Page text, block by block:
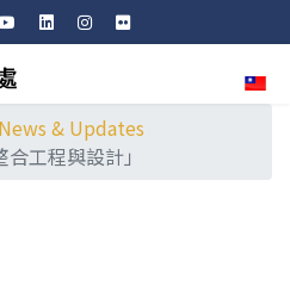
News & Updates
工程與設計」